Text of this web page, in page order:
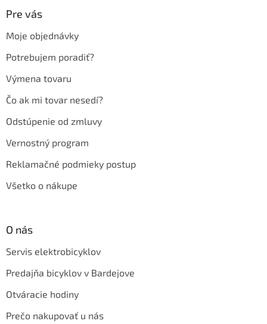
Pre vás
Moje objednávky
Potrebujem poradiť?
Výmena tovaru
Čo ak mi tovar nesedí?
Odstúpenie od zmluvy
Vernostný program
Reklamačné podmieky postup
Všetko o nákupe
O nás
Servis elektrobicyklov
Predajňa bicyklov v Bardejove
Otváracie hodiny
Prečo nakupovať u nás